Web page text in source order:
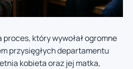
który wywołał ogromne
przysięgłych departamentu
kobieta oraz jej matka,